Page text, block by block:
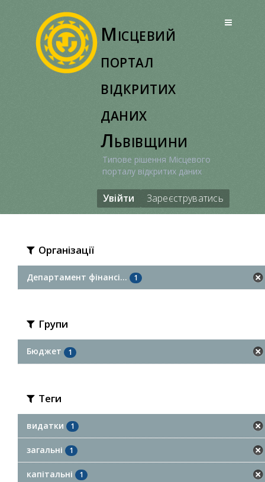
Місцевий
портал
відкритих
даних
Львівщини
Типове рішення Місцевого
порталу відкритих даних
Увійти Зареєструватись
Організації
Департамент фінансі... 1
Групи
Бюджет 1
Теги
видатки 1
загальні 1
капітальні 1